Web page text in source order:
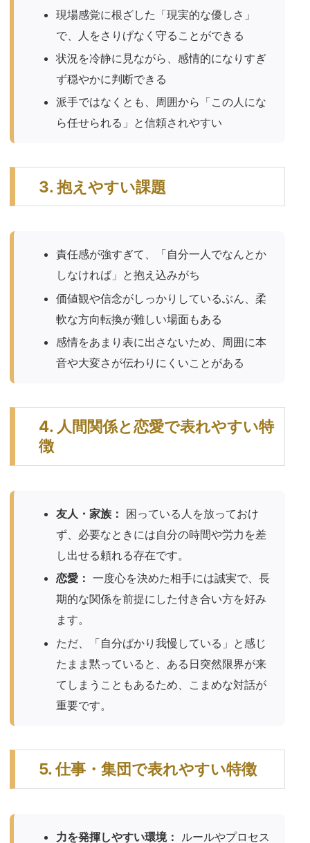
現場感覚に根ざした「現実的な優しさ」
で、人をさりげなく守ることができる
状況を冷静に見ながら、感情的になりすぎ
ず穏やかに判断できる
派手ではなくとも、周囲から「この人にな
ら任せられる」と信頼されやすい
3. 抱えやすい課題
責任感が強すぎて、「自分一人でなんとか
しなければ」と抱え込みがち
価値観や信念がしっかりしているぶん、柔
軟な方向転換が難しい場面もある
感情をあまり表に出さないため、周囲に本
音や大変さが伝わりにくいことがある
4. 人間関係と恋愛で表れやすい特
徴
友人・家族： 困っている人を放っておけ
ず、必要なときには自分の時間や労力を差
し出せる頼れる存在です。
恋愛： 一度心を決めた相手には誠実で、長
期的な関係を前提にした付き合い方を好み
ます。
ただ、「自分ばかり我慢している」と感じ
たまま黙っていると、ある日突然限界が来
てしまうこともあるため、こまめな対話が
重要です。
5. 仕事・集団で表れやすい特徴
力を発揮しやすい環境：
ルールやプロセス